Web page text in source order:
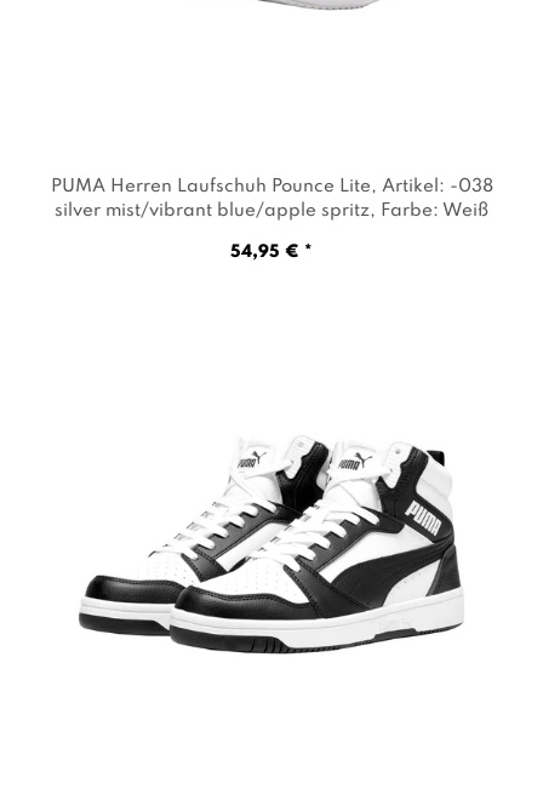
PUMA Herren Laufschuh Pounce Lite , Artikel: -038
silver mist/vibrant blue/apple spritz , Farbe: Weiß
54,95 € *